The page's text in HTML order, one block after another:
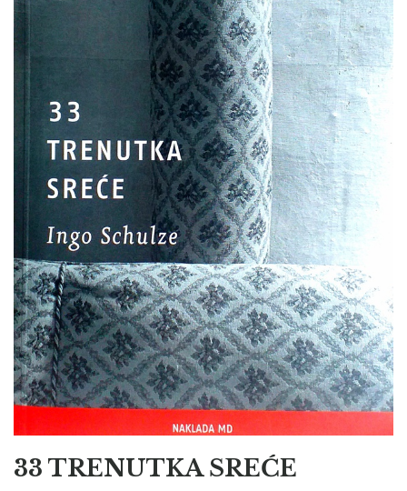
33 TRENUTKA SREĆE